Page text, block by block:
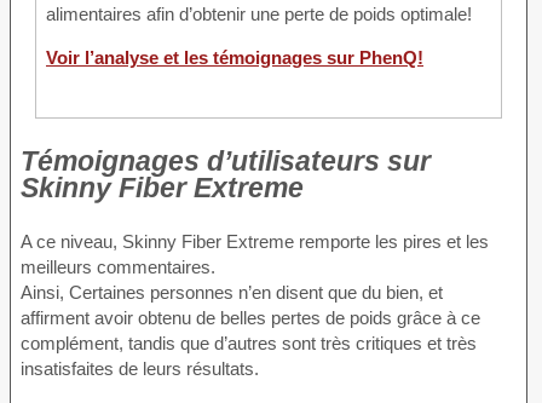
alimentaires afin d’obtenir une perte de poids optimale!
Voir l’analyse et les témoignages sur PhenQ!
Témoignages d’utilisateurs sur
Skinny Fiber Extreme
A ce niveau, Skinny Fiber Extreme remporte les pires et les
meilleurs commentaires.
Ainsi, Certaines personnes n’en disent que du bien, et
affirment avoir obtenu de belles pertes de poids grâce à ce
complément, tandis que d’autres sont très critiques et très
insatisfaites de leurs résultats.